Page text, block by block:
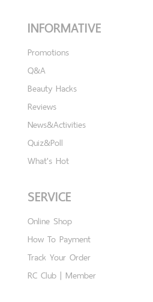
INFORMATIVE
Promotions
Q&A
Beauty Hacks
Reviews
News&Activities
Quiz&Poll
What's Hot
SERVICE
Online Shop
How To Payment
Track Your Order
RC Club | Member